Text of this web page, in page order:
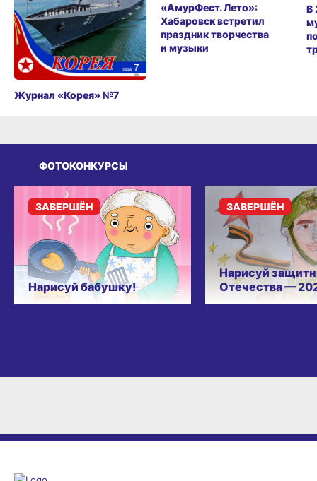
Журнал «Корея» №7
«АмурФест. Лето»:
Хабаровск встретил
праздник творчества
и музыки
В
ФОТОКОНКУРСЫ
Нарисуй бабушку!
ЗАВЕРШЁН
Нарисуй
Отечества —
ЗАВЕРШЁН